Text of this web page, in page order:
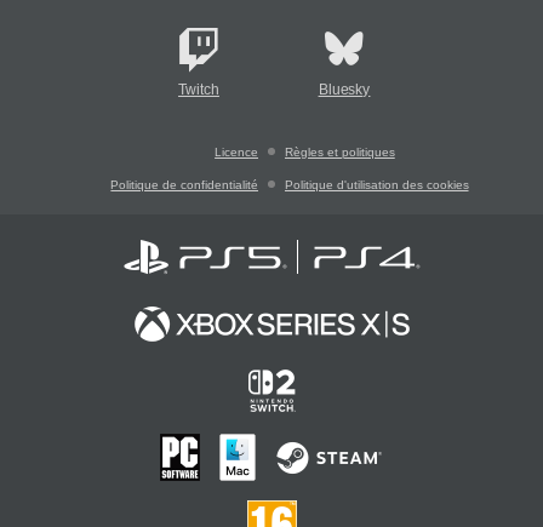
Twitch Bluesky
Licence Règles et politiques
Politique de confidentialité Politique d'utilisation des cookies